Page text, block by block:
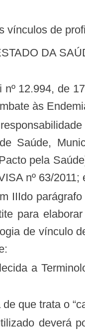
vínculos de
às
Saúde,
pela
nº 63/2011;
para
de vínculo
de que trata o
deverá